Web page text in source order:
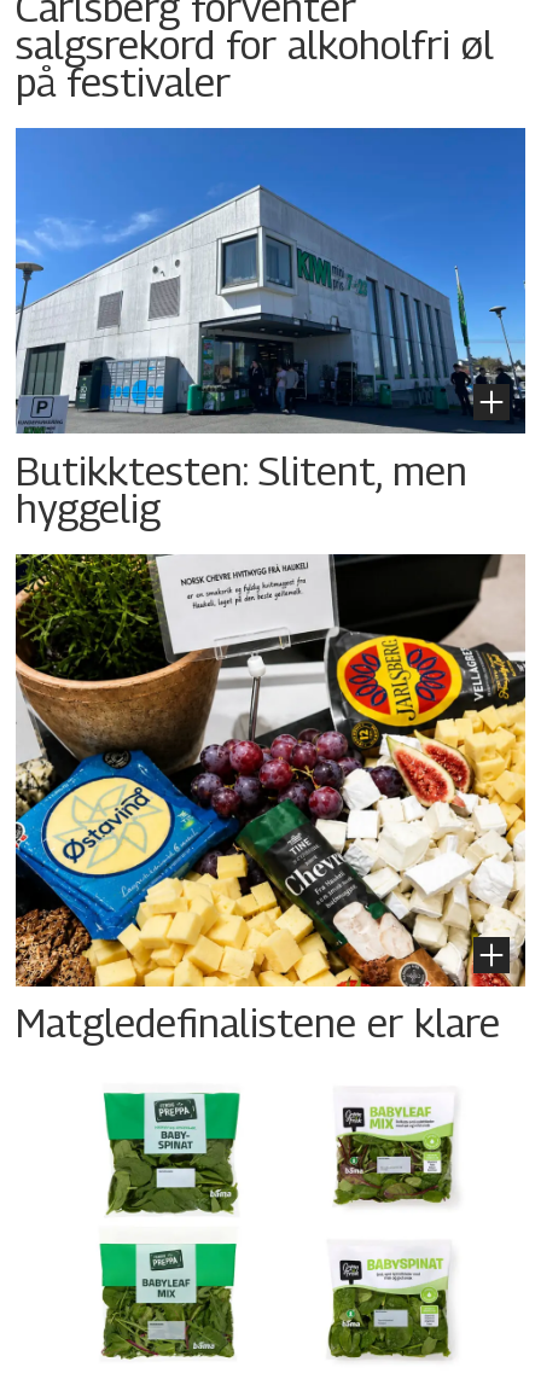
salgsrekord for alkoholfri øl
på festivaler
Butikktesten: Slitent, men
hyggelig
Matgledefinalistene er klare